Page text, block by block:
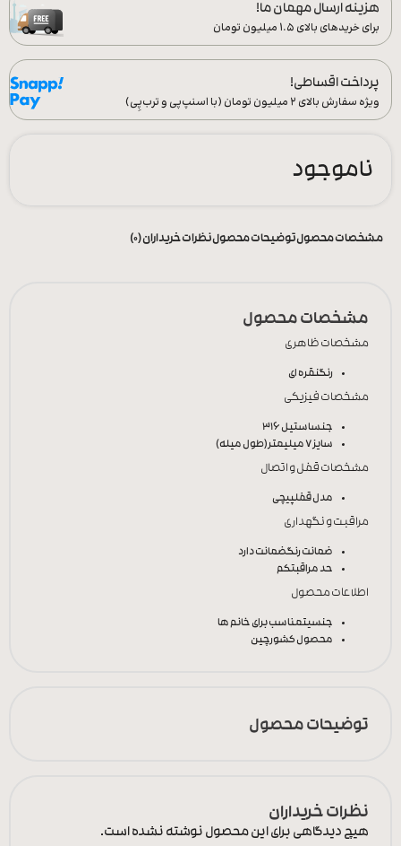
هزینه ارسال مهمان ما!
برای خریدهای بالای ۱.۵ میلیون تومان
پرداخت اقساطی!
ویژه سفارش‌ بالای ۲ میلیون تومان (با اسنپ‌پی و ترب‌پِی)
ناموجود
مشخصات محصولتوضیحات محصولنظرات خریداران (0)
مشخصات محصول
مشخصات ظاهری
رنگنقره ای
مشخصات فیزیکی
جنساستیل 316
سایز7 میلیمتر(طول میله)
مشخصات قفل و اتصال
مدل قفلپیچی
مراقبت و نگهداری
ضمانت رنگضمانت دارد
حد مراقبتکم
اطلاعات محصول
جنسیتمناسب برای خانم ها
محصول کشورچین
توضیحات محصول
نظرات خریداران
هیچ دیدگاهی برای این محصول نوشته نشده است.